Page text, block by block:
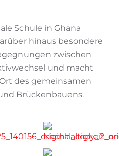
Schule in Ghana
hinaus besondere
zwischen
und macht
des gemeinsamen
Brückenbauens.